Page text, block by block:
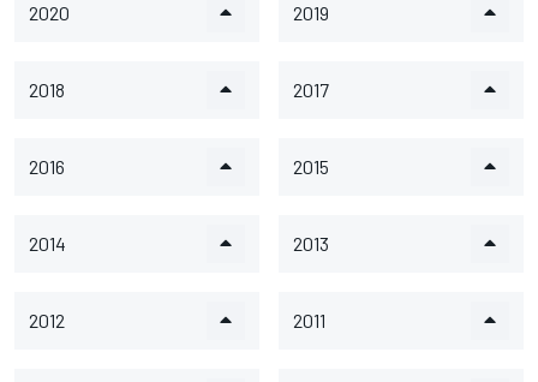
2020 2019
2018 2017
2016 2015
2014 2013
2012 2011